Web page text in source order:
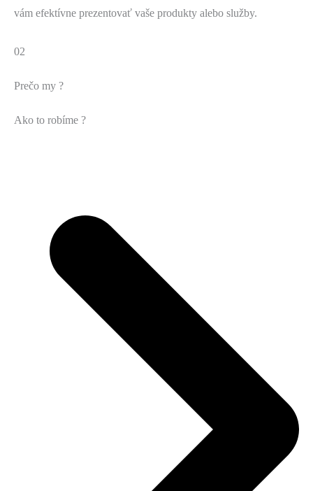
vám efektívne prezentovať vaše produkty alebo služby.
02
Prečo my ?
Ako to robíme ?